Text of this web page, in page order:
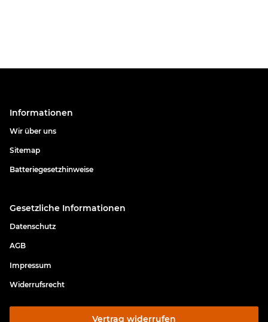
Informationen
Wir über uns
Sitemap
Batteriegesetzhinweise
Gesetzliche Informationen
Datenschutz
AGB
Impressum
Widerrufsrecht
Vertrag widerrufen